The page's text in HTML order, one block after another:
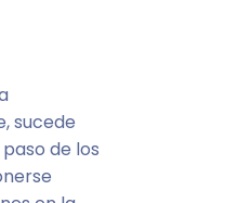
sucede
de los